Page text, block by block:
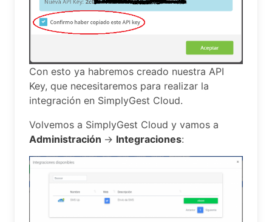
Con esto ya habremos creado nuestra API
Key, que necesitaremos para realizar la
integración en SimplyGest Cloud.
Volvemos a SimplyGest Cloud y vamos a
Administración -> Integraciones: